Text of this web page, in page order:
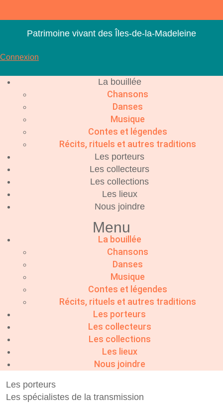
contenu
Patrimoine vivant des Îles-de-la-Madeleine
Connexion
La bouillée
Chansons
Danses
Musique
Contes et légendes
Récits, rituels et autres traditions
Les porteurs
Les collecteurs
Les collections
Les lieux
Nous joindre
Menu
La bouillée
Chansons
Danses
Musique
Contes et légendes
Récits, rituels et autres traditions
Les porteurs
Les collecteurs
Les collections
Les lieux
Nous joindre
Les porteurs
Les spécialistes de la transmission